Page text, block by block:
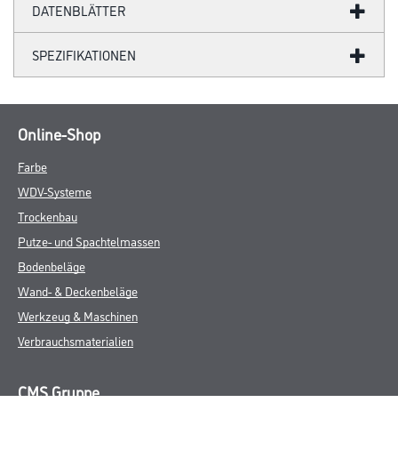
DATENBLÄTTER
SPEZIFIKATIONEN
Online-Shop
Farbe
WDV-Systeme
Trockenbau
Putze- und Spachtelmassen
Bodenbeläge
Wand- & Deckenbeläge
Werkzeug & Maschinen
Verbrauchsmaterialien
CMS Gruppe